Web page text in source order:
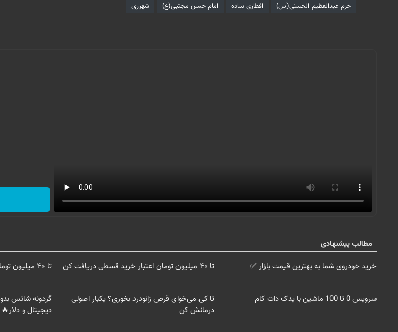
حرم عبدالعظیم الحسنی(س) افطاری ساده امام حسن مجتبی(ع) شهرری
مطالب پیشنهادی
خرید خودروی شما به بهترین قیمت بازار ✅
تا ۴۰ میلیون تومان اعتبار خرید قسطی دریافت کن تا ۴۰ میلیون تومان اعتبار خرید قسطی از دیجی پی
سرویس 0 تا 100 ماشین با یدک دات کام
تا کی می‌خوای قرص زانودرد بخوری؟ یکبار اصولی
درمانش کن
دیجیتال و دلار🔥